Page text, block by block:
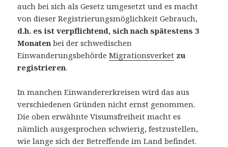
auch bei sich als Gesetz umgesetzt und es macht
von dieser Registrierungsmöglichkeit Gebrauch,
d.h. es ist verpflichtend, sich nach spätestens 3
Monaten bei der schwedischen
EinwanderungsbehördeMigrationsverket zu
registrieren.
In manchen Einwandererkreisen wird das aus
verschiedenen Gründen nicht ernst genommen.
Die oben erwähnte Visumsfreiheit macht es
nämlich ausgesprochen schwierig, festzustellen,
wie lange sich der Betreffende im Land befindet.